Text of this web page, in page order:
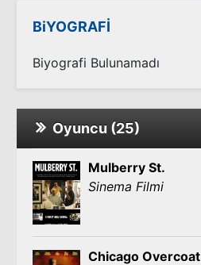
BiYOGRAFİ
Biyografi Bulunamadı
Oyuncu (25)
Mulberry St.
Sinema Filmi
Chicago Overcoat